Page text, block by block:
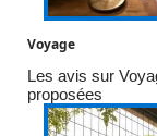
Voyage
Les avis sur
proposées